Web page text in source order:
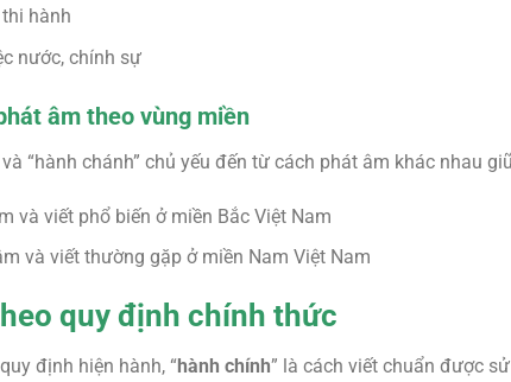
hành
nước, chính sự
âm theo vùng miền
“hành chánh” chủ yếu đến từ cách phát âm khác nhau
và viết phổ biến ở miền Bắc Việt Nam
và viết thường gặp ở miền Nam Việt Nam
quy định chính thức
định hiện hành, “hành chính” là cách viết chuẩn được